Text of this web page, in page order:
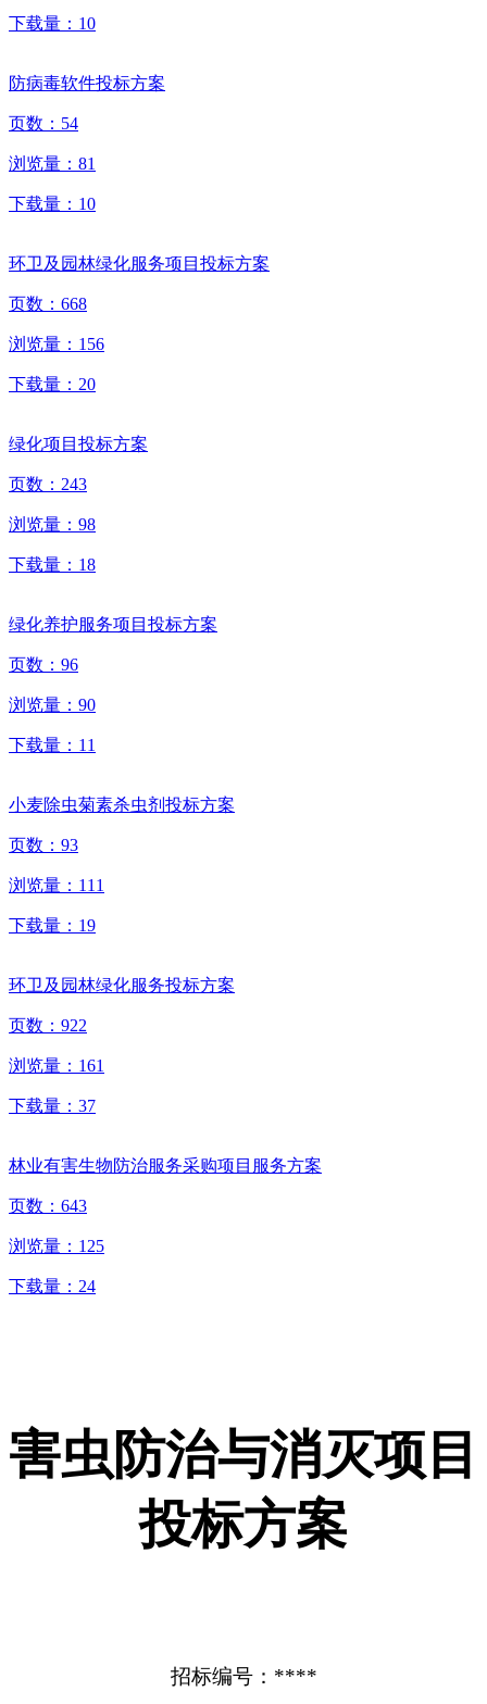
下载量： 10
防病毒软件投标方案
页数： 54
浏览量： 81
下载量： 10
环卫及园林绿化服务项目投标方案
页数： 668
浏览量： 156
下载量： 20
绿化项目投标方案
页数： 243
浏览量： 98
下载量： 18
绿化养护服务项目投标方案
页数： 96
浏览量： 90
下载量： 11
小麦除虫菊素杀虫剂投标方案
页数： 93
浏览量： 111
下载量： 19
环卫及园林绿化服务投标方案
页数： 922
浏览量： 161
下载量： 37
林业有害生物防治服务采购项目服务方案
页数： 643
浏览量： 125
下载量： 24
害虫防治与消灭项目
投标方案
招标编号：****